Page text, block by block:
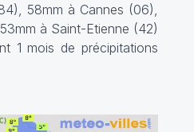
58mm à Cannes (06),
à Saint-Etienne (42)
1 mois de précipitations